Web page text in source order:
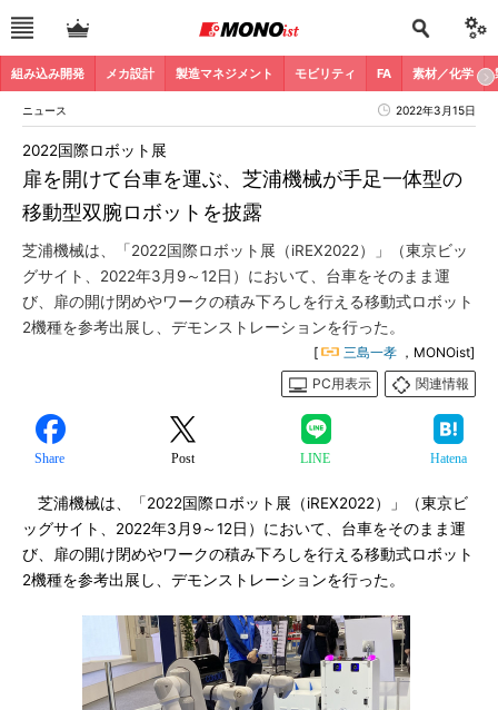
組み込み開発 メカ設計 製造マネジメント モビリティ FA 素材／化学
ニュース 2022年3月15日
扉を開けて台車を運ぶ、芝浦機械が手足一体型の
移動型双腕ロボットを披露
2022国際ロボット展
芝浦機械は、「2022国際ロボット展（iREX2022）」（東京ビッ
グサイト、2022年3月9～12日）において、台車をそのまま運
び、扉の開け閉めやワークの積み下ろしを行える移動式ロボット
2機種を参考出展し、デモンストレーションを行った。
[ 三島一孝 ，MONOist]
PC用表示
関連情報
Share Post LINE Hatena
芝浦機械は、「2022国際ロボット展（iREX2022）」（東京ビ
ッグサイト、2022年3月9～12日）において、台車をそのまま運
び、扉の開け閉めやワークの積み下ろしを行える移動式ロボット
2機種を参考出展し、デモンストレーションを行った。